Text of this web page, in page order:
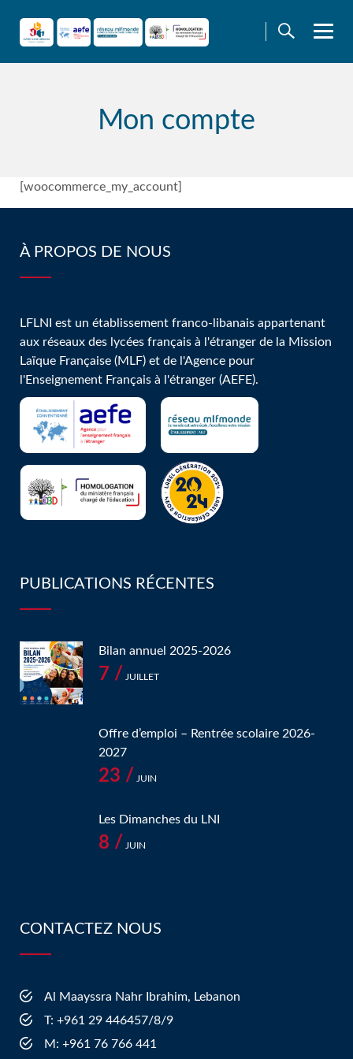
content
Mon compte
[woocommerce_my_account]
À PROPOS DE NOUS
LFLNI est un établissement franco-libanais appartenant
aux réseaux des lycées français à l'étranger de la Mission
Laïque Française (MLF) et de l'Agence pour
l'Enseignement Français à l'étranger (AEFE).
PUBLICATIONS RÉCENTES
Bilan annuel 2025-2026
7 / JUILLET
Offre d’emploi – Rentrée scolaire 2026-
2027
23 / JUIN
Les Dimanches du LNI
8 / JUIN
CONTACTEZ NOUS
Al Maayssra Nahr Ibrahim, Lebanon
​T: +961 29 446457/8/9
​M: +961 76 766 441